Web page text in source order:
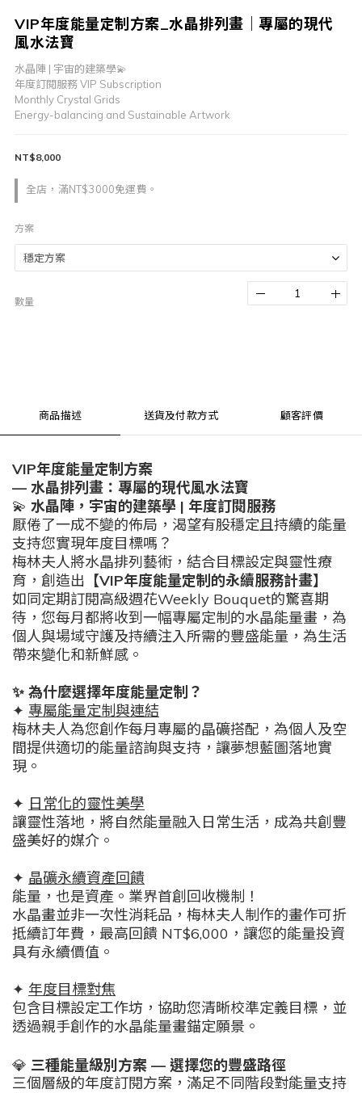
VIP年度能量定制方案_水晶排列畫｜專屬的現代
風水法寶
水晶陣 | 宇宙的建築學💫
年度訂閱服務 VIP Subscription
Monthly Crystal Grids
Energy-balancing and Sustainable Artwork
全店，滿NT$3000免運費。
NT$8,000
方案
數量
商品描述 送貨及付款方式 顧客評價
VIP年度能量定制方案
— 水晶排列畫：專屬的現代風水法寶
💫 水晶陣，宇宙的建築學 | 年度訂閱服務
厭倦了一成不變的佈局，渴望有股穩定且持續的能量
支持您實現年度目標嗎？
梅林夫人將水晶排列藝術，結合目標設定與靈性療
育，創造出 【VIP年度能量定制的永續服務計畫】
如同定期訂閱高級週花Weekly Bouquet的驚喜期
待，您每月都將收到一幅專屬定制的水晶能量畫，為
個人與場域守護及持續注入所需的豐盛能量，為生活
帶來變化和新鮮感。
✨ 為什麼選擇年度能量定制？
✦ 專屬能量定制與連結
梅林夫人為您創作每月專屬的晶礦搭配，為個人及空
間提供適切的能量諮詢與支持，讓夢想藍圖落地實
現。
✦ 日常化的靈性美學
讓靈性落地，將自然能量融入日常生活，成為共創豐
盛美好的媒介。
✦ 晶礦永續資產回饋
能量，也是資產。業界首創回收機制！
水晶畫並非一次性消耗品，梅林夫人制作的畫作可折
抵續訂年費，最高回饋 NT$6,000 ，讓您的能量投資
具有永續價值。
✦ 年度目標對焦
包含目標設定工作坊，協助您清晰校準定義目標，並
透過親手創作的水晶能量畫錨定願景。
💎 三種能量級別方案 — 選擇您的豐盛路徑
三個層級的年度訂閱方案，滿足不同階段對能量支持